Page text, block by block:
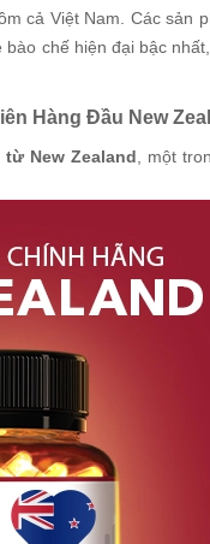
cả Việt Nam. Các sản
chế hiện đại bậc
Hàng Đầu New
từ New Zealand , một